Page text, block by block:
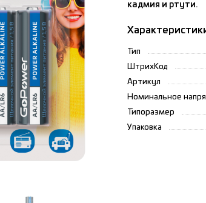
кадмия и ртути.
Тип
ШтрихКод
Артикул
Номинальное
Типоразмер
Упаковка